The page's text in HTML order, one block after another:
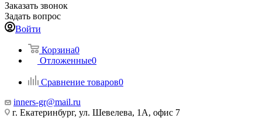
Заказать звонок
Задать вопрос
Войти
Корзина0
Отложенные0
Сравнение товаров0
inners-gr@mail.ru
г. Екатеринбург, ул. Шевелева, 1А, офис 7